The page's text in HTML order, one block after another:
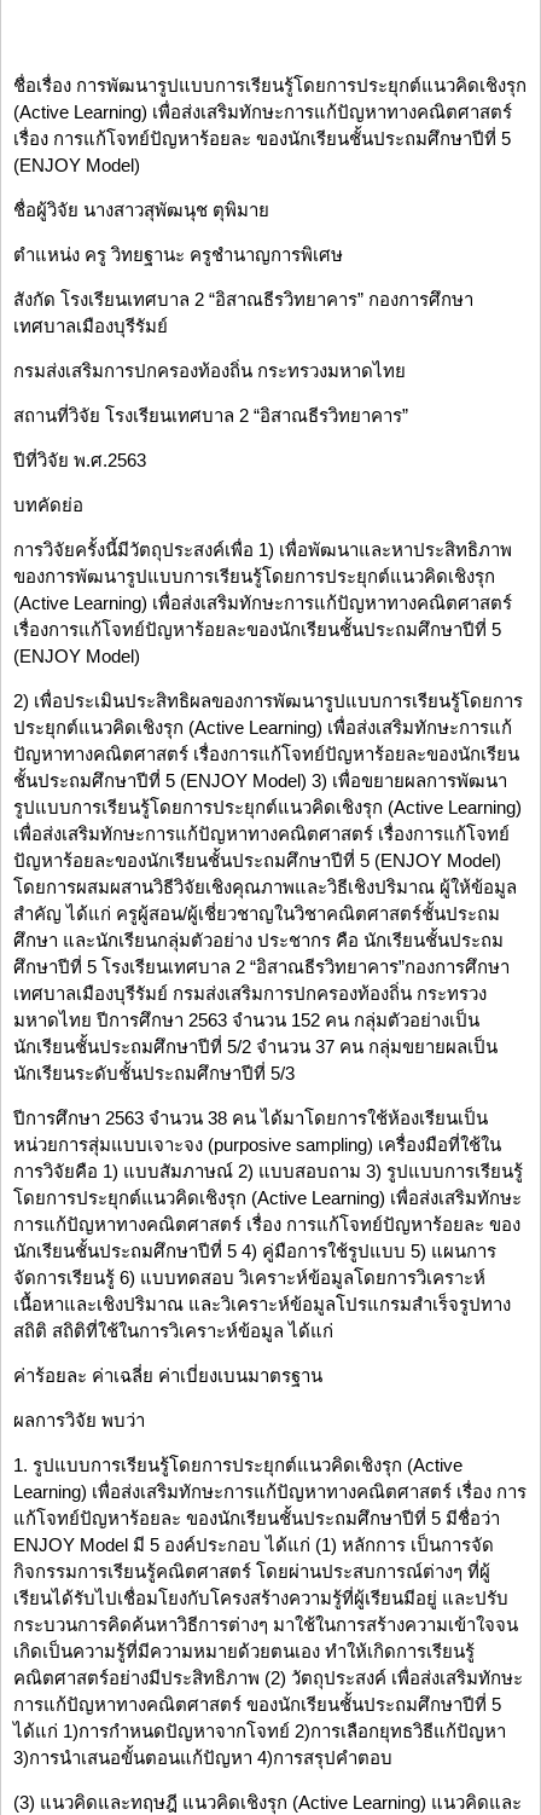
ชื่อเรื่อง การพัฒนารูปแบบการเรียนรู้โดยการประยุกต์แนวคิดเชิงรุก
(Active Learning) เพื่อส่งเสริมทักษะการแก้ปัญหาทางคณิตศาสตร์
เรื่อง การแก้โจทย์ปัญหาร้อยละ ของนักเรียนชั้นประถมศึกษาปีที่ 5
(ENJOY Model)
ชื่อผู้วิจัย นางสาวสุพัฒนุช ตุพิมาย
ตำแหน่ง ครู วิทยฐานะ ครูชำนาญการพิเศษ
สังกัด โรงเรียนเทศบาล 2 “อิสาณธีรวิทยาคาร” กองการศึกษา
เทศบาลเมืองบุรีรัมย์
กรมส่งเสริมการปกครองท้องถิ่น กระทรวงมหาดไทย
สถานที่วิจัย โรงเรียนเทศบาล 2 “อิสาณธีรวิทยาคาร”
ปีที่วิจัย พ.ศ.2563
บทคัดย่อ
การวิจัยครั้งนี้มีวัตถุประสงค์เพื่อ 1) เพื่อพัฒนาและหาประสิทธิภาพ
ของการพัฒนารูปแบบการเรียนรู้โดยการประยุกต์แนวคิดเชิงรุก
(Active Learning) เพื่อส่งเสริมทักษะการแก้ปัญหาทางคณิตศาสตร์
เรื่องการแก้โจทย์ปัญหาร้อยละของนักเรียนชั้นประถมศึกษาปีที่ 5
(ENJOY Model)
2) เพื่อประเมินประสิทธิผลของการพัฒนารูปแบบการเรียนรู้โดยการ
ประยุกต์แนวคิดเชิงรุก (Active Learning) เพื่อส่งเสริมทักษะการแก้
ปัญหาทางคณิตศาสตร์ เรื่องการแก้โจทย์ปัญหาร้อยละของนักเรียน
ชั้นประถมศึกษาปีที่ 5 (ENJOY Model) 3) เพื่อขยายผลการพัฒนา
รูปแบบการเรียนรู้โดยการประยุกต์แนวคิดเชิงรุก (Active Learning)
เพื่อส่งเสริมทักษะการแก้ปัญหาทางคณิตศาสตร์ เรื่องการแก้โจทย์
ปัญหาร้อยละของนักเรียนชั้นประถมศึกษาปีที่ 5 (ENJOY Model)
โดยการผสมผสานวิธีวิจัยเชิงคุณภาพและวิธีเชิงปริมาณ ผู้ให้ข้อมูล
สำคัญ ได้แก่ ครูผู้สอน/ผู้เชี่ยวชาญในวิชาคณิตศาสตร์ชั้นประถม
ศึกษา และนักเรียนกลุ่มตัวอย่าง ประชากร คือ นักเรียนชั้นประถม
ศึกษาปีที่ 5 โรงเรียนเทศบาล 2 “อิสาณธีรวิทยาคาร”กองการศึกษา
เทศบาลเมืองบุรีรัมย์ กรมส่งเสริมการปกครองท้องถิ่น กระทรวง
มหาดไทย ปีการศึกษา 2563 จำนวน 152 คน กลุ่มตัวอย่างเป็น
นักเรียนชั้นประถมศึกษาปีที่ 5/2 จำนวน 37 คน กลุ่มขยายผลเป็น
นักเรียนระดับชั้นประถมศึกษาปีที่ 5/3
ปีการศึกษา 2563 จำนวน 38 คน ได้มาโดยการใช้ห้องเรียนเป็น
หน่วยการสุ่มแบบเจาะจง (purposive sampling) เครื่องมือที่ใช้ใน
การวิจัยคือ 1) แบบสัมภาษณ์ 2) แบบสอบถาม 3) รูปแบบการเรียนรู้
โดยการประยุกต์แนวคิดเชิงรุก (Active Learning) เพื่อส่งเสริมทักษะ
การแก้ปัญหาทางคณิตศาสตร์ เรื่อง การแก้โจทย์ปัญหาร้อยละ ของ
นักเรียนชั้นประถมศึกษาปีที่ 5 4) คู่มือการใช้รูปแบบ 5) แผนการ
จัดการเรียนรู้ 6) แบบทดสอบ วิเคราะห์ข้อมูลโดยการวิเคราะห์
เนื้อหาและเชิงปริมาณ และวิเคราะห์ข้อมูลโปรแกรมสำเร็จรูปทาง
สถิติ สถิติที่ใช้ในการวิเคราะห์ข้อมูล ได้แก่
ค่าร้อยละ ค่าเฉลี่ย ค่าเบี่ยงเบนมาตรฐาน
ผลการวิจัย พบว่า
1. รูปแบบการเรียนรู้โดยการประยุกต์แนวคิดเชิงรุก (Active
Learning) เพื่อส่งเสริมทักษะการแก้ปัญหาทางคณิตศาสตร์ เรื่อง การ
แก้โจทย์ปัญหาร้อยละ ของนักเรียนชั้นประถมศึกษาปีที่ 5 มีชื่อว่า
ENJOY Model มี 5 องค์ประกอบ ได้แก่ (1) หลักการ เป็นการจัด
กิจกรรมการเรียนรู้คณิตศาสตร์ โดยผ่านประสบการณ์ต่างๆ ที่ผู้
เรียนได้รับไปเชื่อมโยงกับโครงสร้างความรู้ที่ผู้เรียนมีอยู่ และปรับ
กระบวนการคิดค้นหาวิธีการต่างๆ มาใช้ในการสร้างความเข้าใจจน
เกิดเป็นความรู้ที่มีความหมายด้วยตนเอง ทำให้เกิดการเรียนรู้
คณิตศาสตร์อย่างมีประสิทธิภาพ (2) วัตถุประสงค์ เพื่อส่งเสริมทักษะ
การแก้ปัญหาทางคณิตศาสตร์ ของนักเรียนชั้นประถมศึกษาปีที่ 5
ได้แก่ 1)การกำหนดปัญหาจากโจทย์ 2)การเลือกยุทธวิธีแก้ปัญหา
3)การนำเสนอขั้นตอนแก้ปัญหา 4)การสรุปคำตอบ
(3) แนวคิดและทฤษฎี แนวคิดเชิงรุก (Active Learning) แนวคิดและ